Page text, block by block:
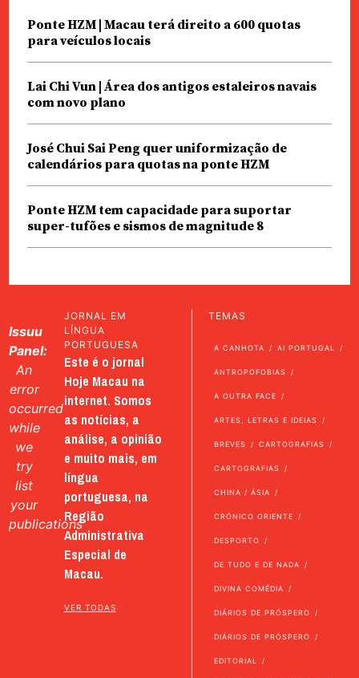
Ponte HZM | Macau terá direito a 600 quotas
para veículos locais
Lai Chi Vun | Área dos antigos estaleiros navais
com novo plano
José Chui Sai Peng quer uniformização de
calendários para quotas na ponte HZM
Ponte HZM tem capacidade para suportar
super-tufões e sismos de magnitude 8
Issuu
Panel:
An
error
occurred
while
we
try
list
your
publications
JORNAL EM
LÍNGUA
PORTUGUESA
Este é o jornal
Hoje Macau na
internet. Somos
as notícias, a
análise, a opinião
e muito mais, em
língua
portuguesa, na
Região
Administrativa
Especial de
Macau.
VER TODAS
TEMAS
A CANHOTA AI PORTUGAL
ANTROPOFOBIAS
A OUTRA FACE
ARTES, LETRAS E IDEIAS
BREVES CARTOGRAFIAS
CARTOGRAFIAS
CHINA / ÁSIA
CRÓNICO ORIENTE
DESPORTO
DE TUDO E DE NADA
DIVINA COMÉDIA
DIÁRIOS DE PRÓSPERO
DIÁRIOS DE PRÓSPERO
EDITORIAL